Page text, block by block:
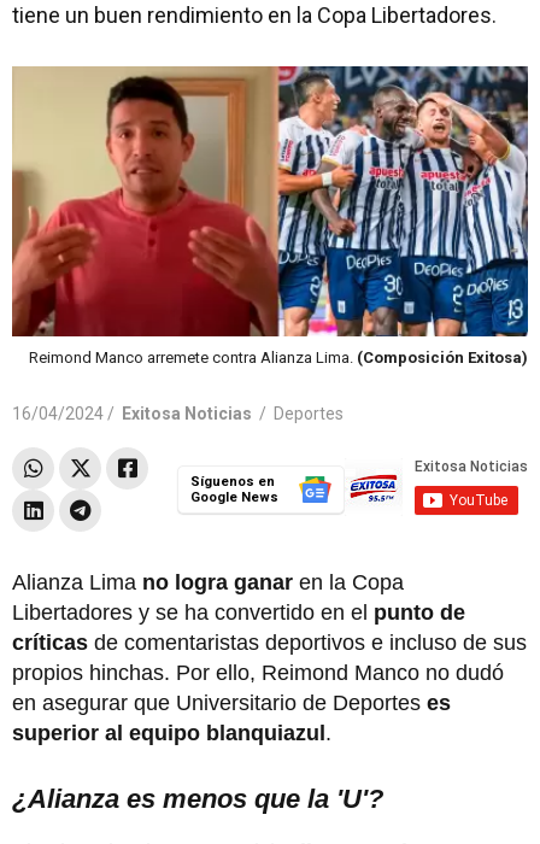
tiene un buen rendimiento en la Copa Libertadores.
Reimond Manco arremete contra Alianza Lima. (Composición Exitosa)
16/04/2024 / Exitosa Noticias / Deportes
Síguenos en
Google News
Alianza Lima no logra ganar en la Copa
Libertadores y se ha convertido en el punto de
críticas de comentaristas deportivos e incluso de sus
propios hinchas. Por ello, Reimond Manco no dudó
en asegurar que Universitario de Deportes es
superior al equipo blanquiazul.
¿Alianza es menos que la 'U'?